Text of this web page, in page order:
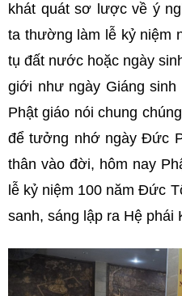
khát quát sơ lược về ý
ta thường làm lễ kỷ niệm
tụ đất nước hoặc ngày
giới như ngày Giáng sinh
Phật giáo nói chung
để tưởng nhớ ngày Đức
thân vào đời, hôm nay
lễ kỷ niệm 100 năm Đức
sanh, sáng lập ra Hệ phái